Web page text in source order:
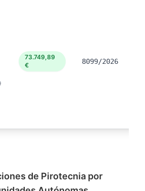
73.749,89
€
8099/2026
de Pirotecnia por